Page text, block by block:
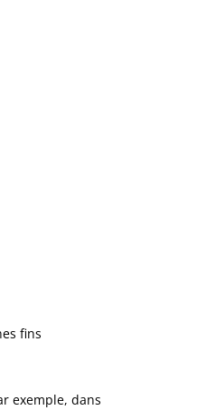
fins
exemple, dans